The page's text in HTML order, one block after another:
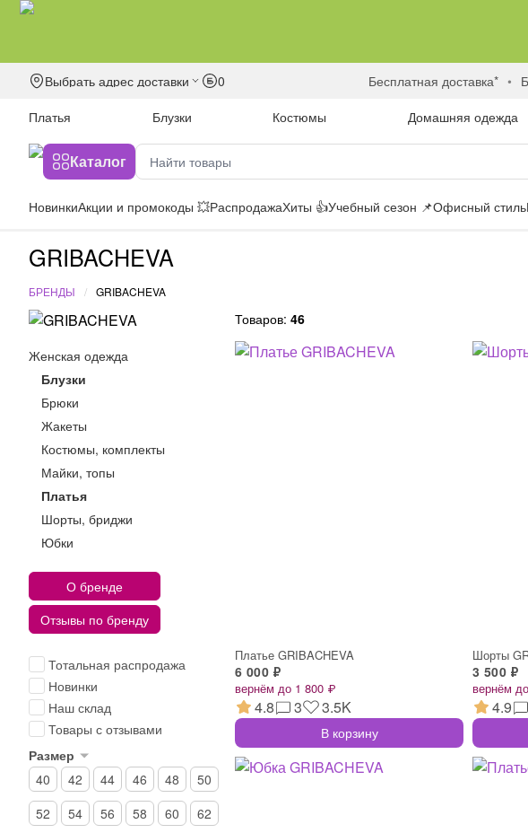
Выбрать адрес доставки 0 бесплатная доставка*
Платья
Блузки Костюмы Домашняя одежда
Каталог
НовинкиАкции и промокоды 💥РаспродажаХиты 👍Учебный сезон 📌Офисный стиль
GRIBACHEVA
БРЕНДЫ GRIBACHEVA
Женская одежда
Блузки
Брюки
Жакеты
Костюмы, комплекты
Майки, топы
Платья
Шорты, бриджи
Юбки
О бренде
Отзывы по бренду
Тотальная распродажа
Новинки
Наш склад
Товары с отзывами
Размер
40
42 44 46 48
50
52
54 56 58 60 62
Товаров: 46
Платье GRIBACHEVA
6 000 ₽
вернём до 1 800 ₽
4.8 3 3.5K
В корзину
Шорты
3 500 ₽
вернём
4.9